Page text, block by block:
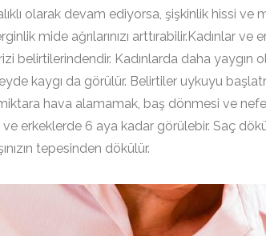
olarak devam ediyorsa, şişkinlik hissi ve
mide ağrılarınızı arttırabilir.Kadınlar ve
belirtilerindendir. Kadınlarda daha yaygın
kaygı da görülür. Belirtiler uykuyu
hava alamamak, baş dönmesi ve
ve erkeklerde 6 aya kadar görülebir. Saç
tepesinden dökülür.